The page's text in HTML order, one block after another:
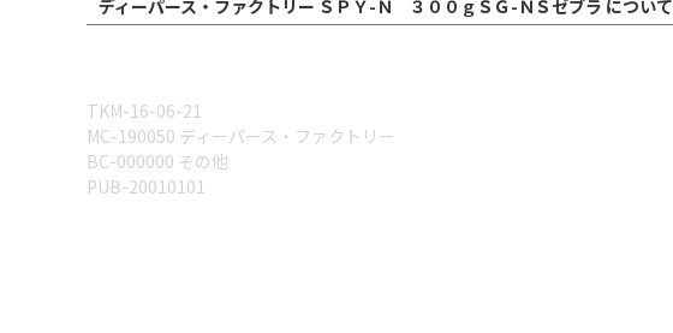
ディーパース・ファクトリー ＳＰＹ-Ｎ ３００ｇＳＧ-ＮＳゼブラ について
TKM-16-06-21
MC-190050 ディーパース・ファクトリー
BC-000000 その他
PUB-20010101